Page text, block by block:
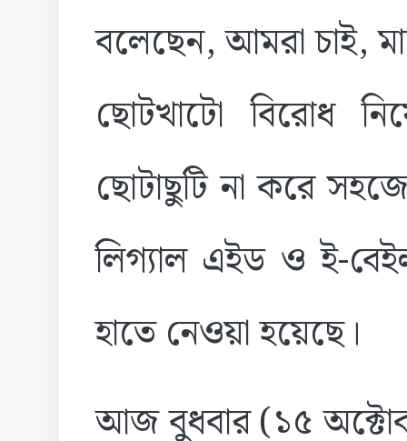
বলেছেন, আমরা চাই,
ছোটখাটো বিরোধ
ছোটাছুটি না করে
লিগ্যাল এইড ও ই-
হাতে নেওয়া হয়েছে।
আজ বুধবার (১৫